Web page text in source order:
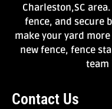
Charleston,SC
fence, and secure
make your yard
new fence, fence
team
Contact Us